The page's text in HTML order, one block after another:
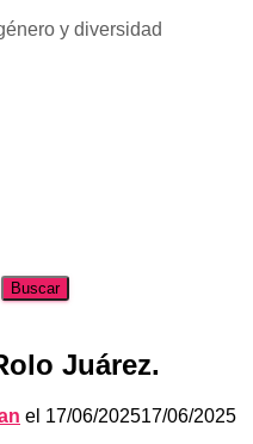
y diversidad
Juárez.
el 17/06/202517/06/2025